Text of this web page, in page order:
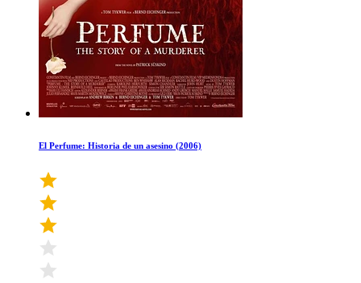
El Perfume: Historia de un asesino (2006)